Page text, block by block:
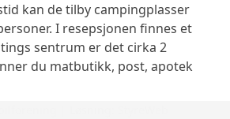
kan de tilby campingplasser
I resepsjonen finnes et
sentrum er det cirka 2
du matbutikk, post, apotek